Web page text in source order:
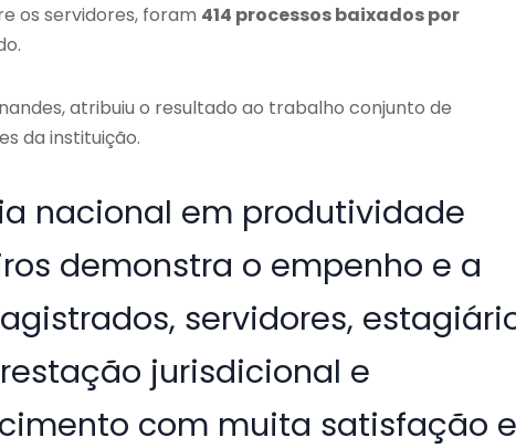
os servidores, foram 414 processos baixados por
atribuiu o resultado ao trabalho conjunto de
da instituição.
nacional em produtividade
demonstra o empenho e a
servidores,
jurisdicional e
com muita satisfação